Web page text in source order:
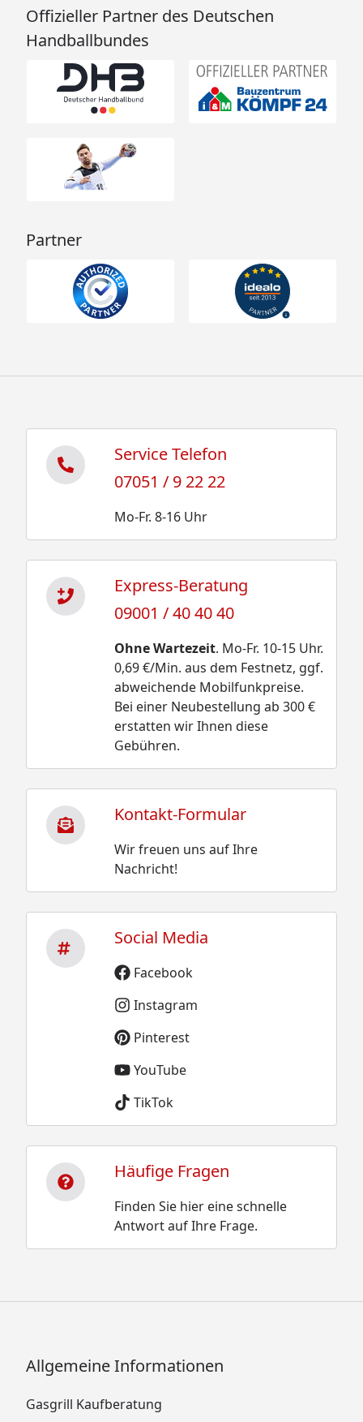
Offizieller Partner des Deutschen
Handballbundes
Partner
Service Telefon
07051 / 9 22 22
Mo-Fr. 8-16 Uhr
Express-Beratung
09001 / 40 40 40
Ohne Wartezeit. Mo-Fr. 10-15 Uhr.
0,69 €/Min. aus dem Festnetz, ggf.
abweichende Mobilfunkpreise.
Bei einer Neubestellung ab 300 €
erstatten wir Ihnen diese
Gebühren.
Kontakt-Formular
Wir freuen uns auf Ihre
Nachricht!
Social Media
Facebook
Instagram
Pinterest
YouTube
TikTok
Häufige Fragen
Finden Sie hier eine schnelle
Antwort auf Ihre Frage.
Allgemeine Informationen
Gasgrill Kaufberatung